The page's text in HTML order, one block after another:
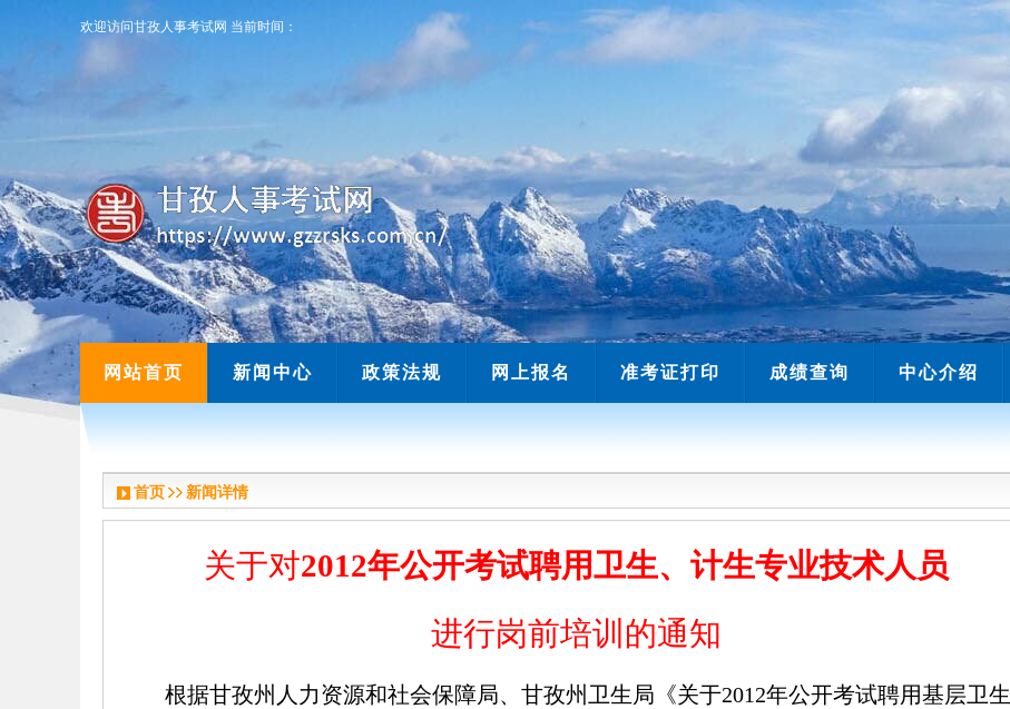
欢迎访问甘孜人事考试网 当前时间：
网站首页 新闻中心 政策法规 网上报名 准考证打印 成绩查询 中心介绍
欢迎访问甘孜人事考试网 当前时间：
首页 新闻详情
关于对2012年公开考试聘用卫生、计生专业技术人员
进行岗前培训的通知
根据甘孜州人力资源和社会保障局、甘孜州卫生局《关于2012年公开考试聘用基层卫生